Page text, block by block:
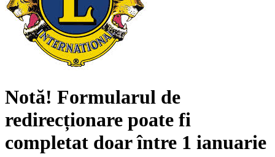
Notă! Formularul de
redirecționare poate fi
completat doar între 1 ianuarie